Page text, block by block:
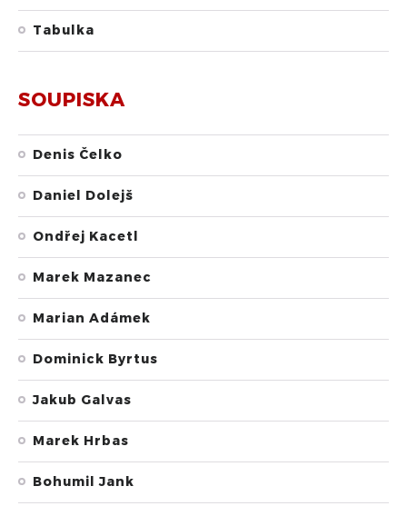
Tabulka
SOUPISKA
Denis Čelko
Daniel Dolejš
Ondřej Kacetl
Marek Mazanec
Marian Adámek
Dominick Byrtus
Jakub Galvas
Marek Hrbas
Bohumil Jank